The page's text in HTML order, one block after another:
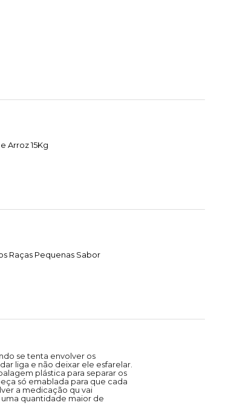
Arroz 15Kg
Raças Pequenas Sabor
se tenta envolver os
liga e não deixar ele esfarelar.
plástica para separar os
só emablada para que cada
a medicação qu vai
quantidade maior de